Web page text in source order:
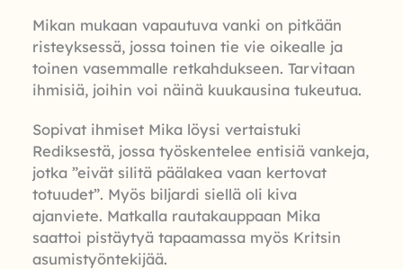
Mikan mukaan vapautuva vanki on pitkään
risteyksessä, jossa toinen tie vie oikealle ja
toinen vasemmalle retkahdukseen. Tarvitaan
ihmisiä, joihin voi näinä kuukausina tukeutua.
Sopivat ihmiset Mika löysi vertaistuki
Rediksestä, jossa työskentelee entisiä vankeja,
jotka ”eivät silitä päälakea vaan kertovat
totuudet”. Myös biljardi siellä oli kiva
ajanviete. Matkalla rautakauppaan Mika
saattoi pistäytyä tapaamassa myös Kritsin
asumistyöntekijää.